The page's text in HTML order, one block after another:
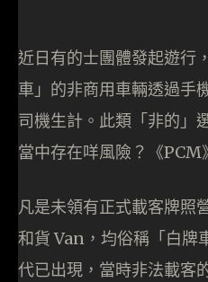
近日有的士團體發起遊行
車」的非商用車輛透過手
司機生計。此類「非的」
當中存在咩風險？《PCM
凡是未領有正式載客牌照
和貨 Van，均俗稱「白牌
代已出現，當時非法載客